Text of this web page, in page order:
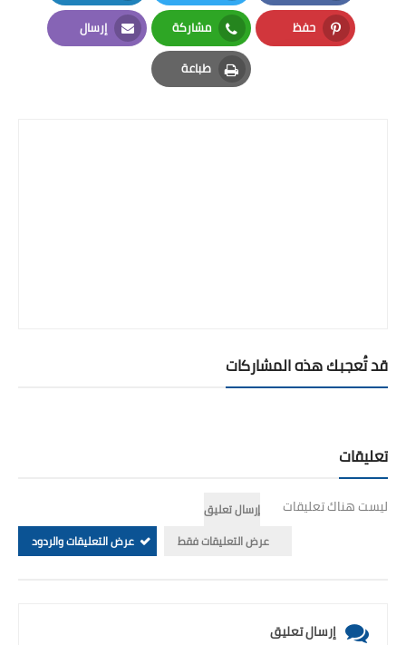
Facebook
Twitter
LinkedIn
حفظ
Pinterest
مشاركة
Whatsapp
إرسال
Email
طباعة
Print
قد تُعجبك هذه المشاركات
تعليقات
ليست هناك تعليقات
إرسال تعليق
عرض التعليقات فقط
عرض التعليقات والردود
إرسال تعليق